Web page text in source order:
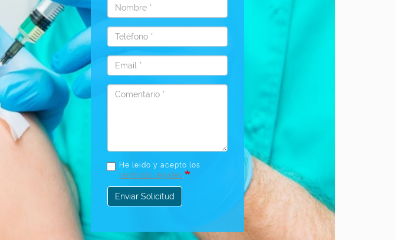
Nombre
Teléfono
Email
Comentario
He leído y acepto los
términos legales.
Enviar Solicitud